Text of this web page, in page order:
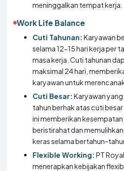
meninggalkan tempat kerja.
Work Life Balance
Cuti Tahunan: Karyawan
selama 12-15 hari kerja per
masa kerja. Cuti tahunan
maksimal 24 hari,
karyawan untuk
Cuti Besar: Karyawan
tahun berhak atas cuti
ini memberikan
beristirahat dan
keras selama bertahun-
Flexible Working: PT
menerapkan kebijakan